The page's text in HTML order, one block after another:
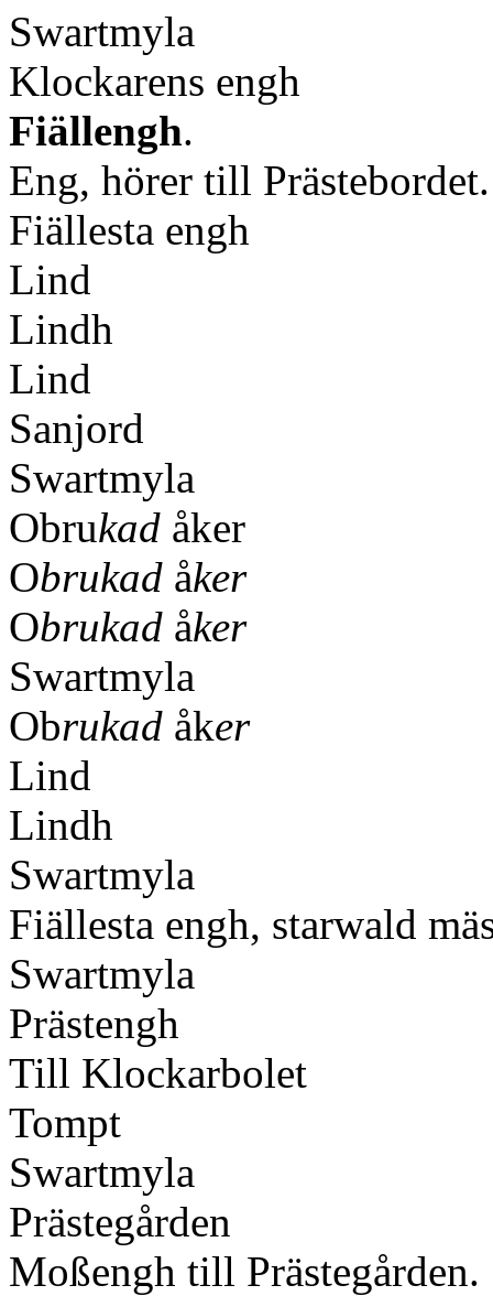
Swartmyla
Klockarens engh
Fiällengh.
Eng, hörer till Prästebordet.
Fiällesta engh
Lind
Lindh
Lind
Sanjord
Swartmyla
Obrukad åker
Obrukad åker
Obrukad åker
Swartmyla
Obrukad åker
Lind
Lindh
Swartmyla
Fiällesta engh, starwald
Swartmyla
Prästengh
Till Klockarbolet
Tompt
Swartmyla
Prästegården
Moßengh till Prästegården.